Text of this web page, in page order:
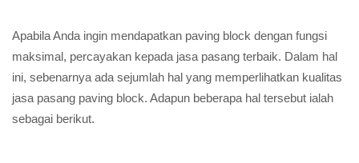
Apabila Anda ingin mendapatkan paving block dengan fungsi
maksimal, percayakan kepada jasa pasang terbaik. Dalam hal
ini, sebenarnya ada sejumlah hal yang memperlihatkan kualitas
jasa pasang paving block. Adapun beberapa hal tersebut ialah
sebagai berikut.